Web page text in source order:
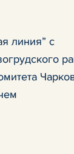
линия” с